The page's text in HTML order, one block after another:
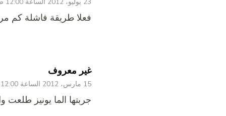
فعلا طريقة فاشلة كم
غير معروف
15 مارس، 2012 الساعة 12:00 ص
جربتها الما يونيز طلعت